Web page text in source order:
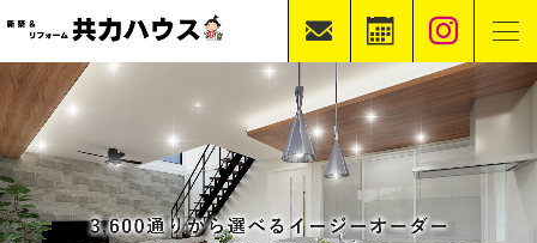
共力ハウ
お
問
合
せ
資
料
請
モ
デ
ル
ハ
ウ
ス
見
ホーム
イベント案内
新築ラインナップ
施工事例
リフォーム・リノベーション
不動産情報
会社概要